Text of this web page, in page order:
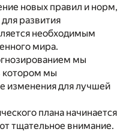
новых правил и норм,
развития
необходимым
мира.
мы
котором мы
изменения для лучшей
плана начинается
тщательное внимание.